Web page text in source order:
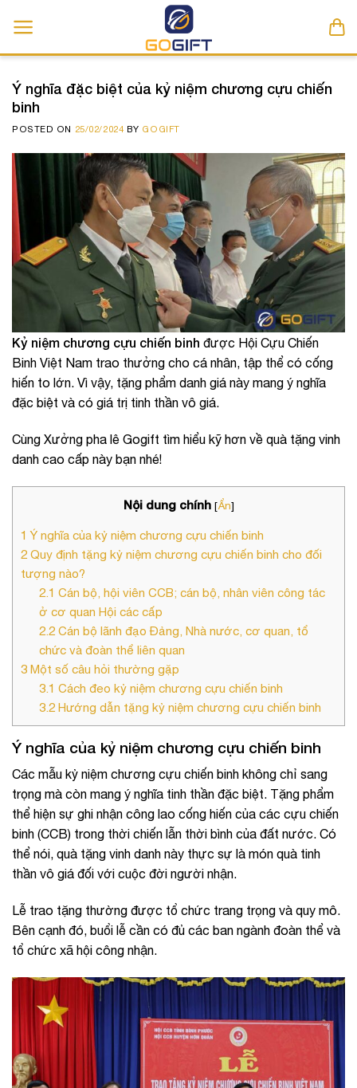
Ý nghĩa đặc biệt của kỷ niệm chương cựu chiến
binh
POSTED ON 25/02/2024 BY GOGIFT
Kỷ niệm chương cựu chiến binh được Hội Cựu Chiến
Binh Việt Nam trao thưởng cho cá nhân, tập thể có cống
hiến to lớn. Vì vậy, tặng phẩm danh giá này mang ý nghĩa
đặc biệt và có giá trị tinh thần vô giá.
Cùng Xưởng pha lê Gogift tìm hiểu kỹ hơn về quà tặng vinh
danh cao cấp này bạn nhé!
Nội dung chính [Ẩn]
1 Ý nghĩa của kỷ niệm chương cựu chiến binh
2 Quy định tặng kỷ niệm chương cựu chiến binh cho đối
tượng nào?
2.1 Cán bộ, hội viên CCB; cán bộ, nhân viên công tác
ở cơ quan Hội các cấp
2.2Cán bộ lãnh đạo Đảng, Nhà nước, cơ quan, tổ
chức và đoàn thể liên quan
3 Một số câu hỏi thường gặp
3.1 Cách đeo kỷ niệm chương cựu chiến binh
3.2Hướng dẫn tặng kỷ niệm chương cựu chiến binh
Ý nghĩa của kỷ niệm chương cựu chiến binh
Các mẫu kỷ niệm chương cựu chiến binh không chỉ sang
trọng mà còn mang ý nghĩa tinh thần đặc biệt. Tặng phẩm
thể hiện sự ghi nhận công lao cống hiến của các cựu chiến
binh (CCB) trong thời chiến lẫn thời bình của đất nước. Có
thể nói, quà tặng vinh danh này thực sự là món quà tinh
thần vô giá đối với cuộc đời người nhận.
Lễ trao tặng thường được tổ chức trang trọng và quy mô.
Bên cạnh đó, buổi lễ cần có đủ các ban ngành đoàn thể và
tổ chức xã hội công nhận.